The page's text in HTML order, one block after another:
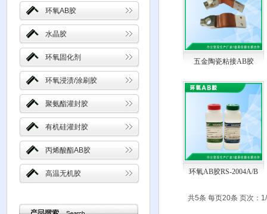
环氧AB胶
水晶胶
环氧固化剂
环氧浸渍/涂刷胶
聚氨酯灌封胶
有机硅灌封胶
丙烯酸酯AB胶
高温无机胶
五金陶瓷粘接AB胶
环氧AB胶RS-2004A/B
共5条 每页20条 页次：